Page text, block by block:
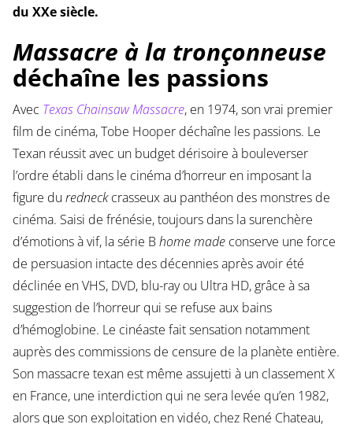
du XXe siècle.
Massacre à la tronçonneuse
déchaîne les passions
Avec Texas Chainsaw Massacre, en 1974, son vrai premier
film de cinéma, Tobe Hooper déchaîne les passions. Le
Texan réussit avec un budget dérisoire à bouleverser
l’ordre établi dans le cinéma d’horreur en imposant la
figure du redneckcrasseux au panthéon des monstres de
cinéma. Saisi de frénésie, toujours dans la surenchère
d’émotions à vif, la série Bhome madeconserve une force
de persuasion intacte des décennies après avoir été
déclinée en VHS, DVD, blu-ray ou Ultra HD, grâce à sa
suggestion de l’horreur qui se refuse aux bains
d’hémoglobine. Le cinéaste fait sensation notamment
auprès des commissions de censure de la planète entière.
Son massacre texan est même assujetti à un classement X
en France, une interdiction qui ne sera levée qu’en 1982,
alors que son exploitation en vidéo, chez René Chateau,